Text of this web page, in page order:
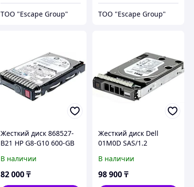
ТОО "Escape Group" ТОО "Escape Group"
Жесткий диск 868527-
B21 HP G8-G10 600-GB
В наличии
82 000 ₸
Жесткий диск Dell
01M0D SAS/1.2
2.5in Hot-plug Drive
В наличии
98 900₸